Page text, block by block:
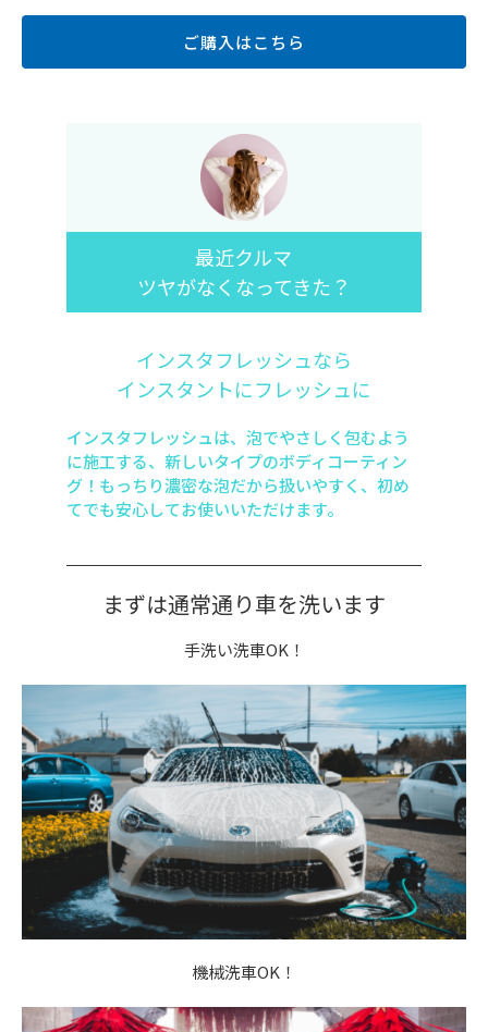
ご購入はこちら
最近クルマ
ツヤがなくなってきた？
インスタフレッシュなら
インスタントにフレッシュに
インスタフレッシュは、泡でやさしく包むよう
に施工する、新しいタイプのボディコーティン
グ！もっちり濃密な泡だから扱いやすく、初め
てでも安心してお使いいただけます。
まずは通常通り車を洗います
手洗い洗車OK！
機械洗車OK！